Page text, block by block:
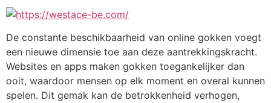
De constante beschikbaarheid van online gokken voegt
een nieuwe dimensie toe aan deze aantrekkingskracht.
Websites en apps maken gokken toegankelijker dan
ooit, waardoor mensen op elk moment en overal kunnen
spelen. Dit gemak kan de betrokkenheid verhogen,